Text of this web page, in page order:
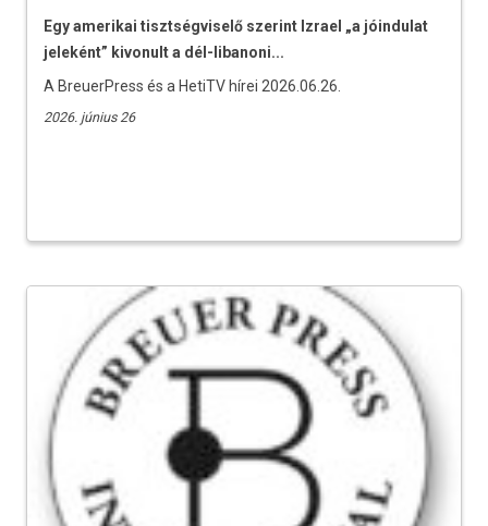
Egy amerikai tisztségviselő szerint Izrael „a jóindulat
jeleként” kivonult a dél-libanoni...
A BreuerPress és a HetiTV hírei 2026.06.26.
2026. június 26